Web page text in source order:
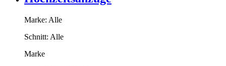
Marke: Alle
Schnitt: Alle
Marke